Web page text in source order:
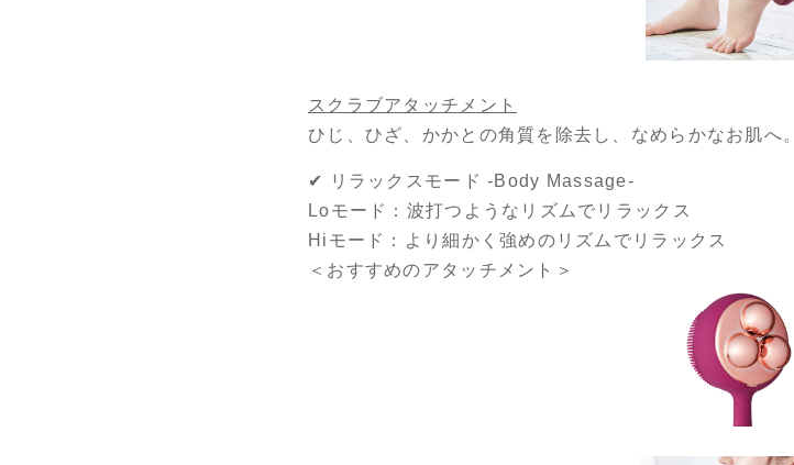
スクラブアタッチメント
ひじ、ひざ、かかとの角質を除去し、なめらかなお肌へ。
✔ リラックスモード -Body Massage-
Loモード：波打つようなリズムでリラックス
Hiモード：より細かく強めのリズムでリラックス
＜おすすめのアタッチメント＞